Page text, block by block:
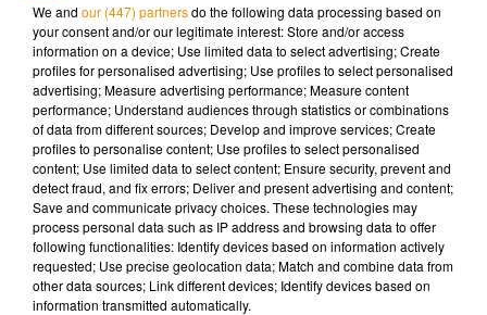
Musique
We and our (447) partnersdo the following data processing based on
your consent and/or our legitimate interest: Store and/or access
information on a device; Use limited data to select advertising; Create
profiles for personalised advertising; Use profiles to select personalised
advertising; Measure advertising performance; Measure content
performance; Understand audiences through statistics or combinations
of data from different sources; Develop and improve services; Create
profiles to personalise content; Use profiles to select personalised
content; Use limited data to select content; Ensure security, prevent and
detect fraud, and fix errors; Deliver and present advertising and content;
Save and communicate privacy choices. These technologies may
process personal data such as IP address and browsing data to offer
following functionalities: Identify devices based on information actively
requested; Use precise geolocation data; Match and combine data from
other data sources; Link different devices; Identify devices based on
information transmitted automatically.